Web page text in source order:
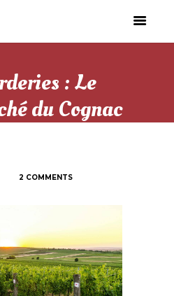
: Le
du Cognac
2 COMMENTS